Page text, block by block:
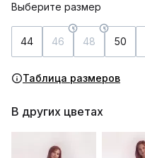
Выберите размер
44 46 48 50
Таблица размеров
В других цветах